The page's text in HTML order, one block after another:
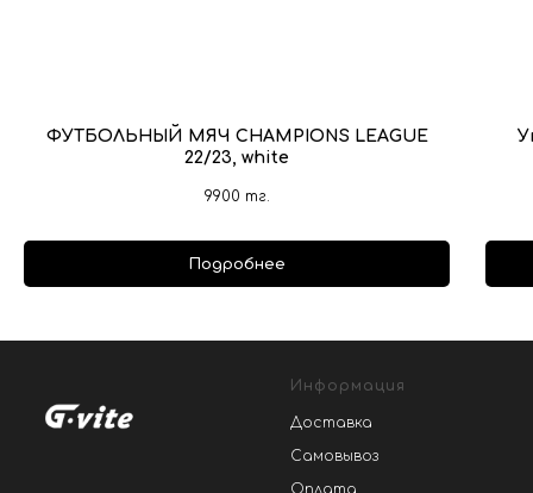
ФУТБОЛЬНЫЙ МЯЧ CHAMPIONS LEAGUE
22/23, white
9900 тг.
Подробнее
Информация
Доставка
Самовывоз